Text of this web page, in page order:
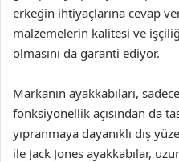
erkeğin ihtiyaçlarına cevap
malzemelerin kalitesi ve
olmasını da garanti ediyor.
Markanın ayakkabıları,
fonksiyonellik açısından da
yıpranmaya dayanıklı dış
ile Jack Jones ayakkabılar,